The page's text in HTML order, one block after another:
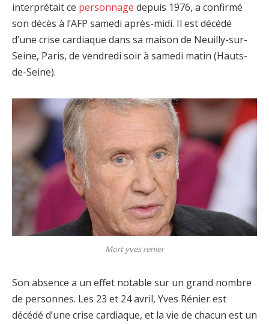
interprétait ce personnage depuis 1976, a confirmé
son décès à l’AFP samedi après-midi. Il est décédé
d’une crise cardiaque dans sa maison de Neuilly-sur-
Seine, Paris, de vendredi soir à samedi matin (Hauts-
de-Seine).
Mort yves renier
Son absence a un effet notable sur un grand nombre
de personnes. Les 23 et 24 avril, Yves Rénier est
décédé d’une crise cardiaque, et la vie de chacun est un